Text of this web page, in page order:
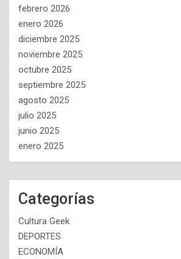
febrero 2026
enero 2026
diciembre 2025
noviembre 2025
octubre 2025
septiembre 2025
agosto 2025
julio 2025
junio 2025
enero 2025
Categorías
Cultura Geek
DEPORTES
ECONOMÍA